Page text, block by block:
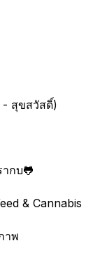
- สุขสวัสดิ์)
กบ🐸
& Cannabis
าพ